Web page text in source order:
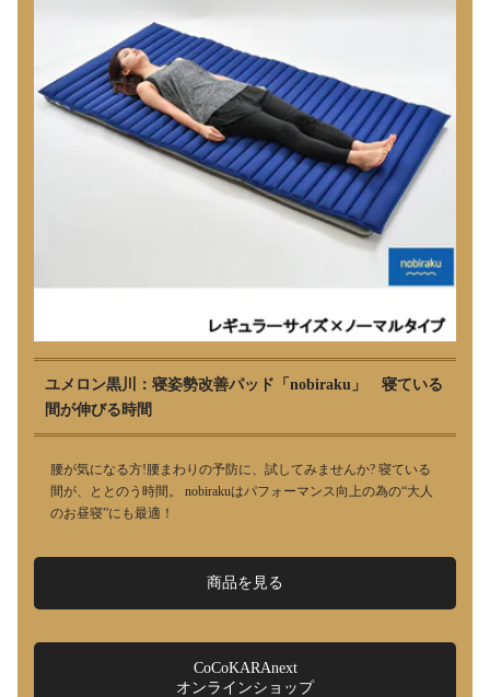
ユメロン黒川：寝姿勢改善パッド「nobiraku」 寝ている
間が伸びる時間
腰が気になる方!腰まわりの予防に、試してみませんか? 寝ている
間が、ととのう時間。 nobirakuはパフォーマンス向上の為の“大人
のお昼寝”にも最適！
商品を見る
CoCoKARAnext
オンラインショップ